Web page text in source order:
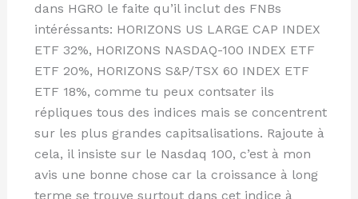
dans HGRO le faite qu’il inclut des FNBs
intéréssants: HORIZONS US LARGE CAP INDEX
ETF 32%, HORIZONS NASDAQ-100 INDEX ETF
ETF 20%, HORIZONS S&P/TSX 60 INDEX ETF
ETF 18%, comme tu peux contsater ils
répliques tous des indices mais se concentrent
sur les plus grandes capitsalisations. Rajoute à
cela, il insiste sur le Nasdaq 100, c’est à mon
avis une bonne chose car la croissance à long
terme se trouve surtout dans cet indice à